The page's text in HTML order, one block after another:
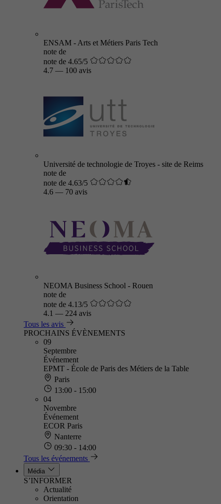
ENSAM - Arts et Métiers Paris Tech
note de
note de 4.65/5
4.7 — 100 avis
Université de technologie de Troyes - site de Reims
note de
note de 4.63/5
4.6 — 70 avis
NEOMA Business School - Rouen
note de
note de 4.13/5
4.1 — 224 avis
Tous les avis
PROCHAINS ÉVÈNEMENTS
09
Septembre
Événement
EPMT - École de Paris des Métiers de la Table
Paris
13:00 - 15:00
04
Novembre
Événement
ECOR Paris
Nanterre
09:30 - 14:00
Tous les événements
Média
S’INFORMER
Actualité
Orientation